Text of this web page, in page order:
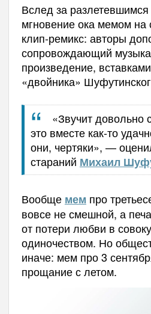
Вслед за разлетевшимся
мгновение ока мемом на
клип-ремикс: авторы
сопровождающий
произведение,
«двойника»
«Звучит довольно
это вместе как-то
они, чертяки», —
стараний Михаил
Вообще мем про
вовсе не смешной, а
от потери любви в
одиночеством. Но
иначе: мем про 3
прощание с летом.